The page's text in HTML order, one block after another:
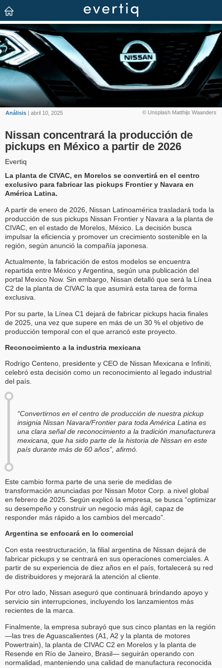
© Unsplash Matthijs Waanders
Análisis | abril 10, 2025
Nissan concentrará la producción de
pickups en México a partir de 2026
Evertiq
La planta de CIVAC, en Morelos se convertirá en el centro
exclusivo para fabricar las pickups Frontier y Navara en
América Latina.
A partir de enero de 2026, Nissan Latinoamérica trasladará toda la
producción de sus pickups Nissan Frontier y Navara a la planta de
CIVAC, en el estado de Morelos, México. La decisión busca
impulsar la eficiencia y promover un crecimiento sostenible en la
región, según anunció la compañía japonesa.
Actualmente, la fabricación de estos modelos se encuentra
repartida entre México y Argentina, según una publicación del
portal Mexico Now. Sin embargo, Nissan detalló que será la Línea
C2 de la planta de CIVAC la que asumirá esta tarea de forma
exclusiva.
Por su parte, la Línea C1 dejará de fabricar pickups hacia finales
de 2025, una vez que supere en más de un 30 % el objetivo de
producción temporal con el que arrancó este proyecto.
Reconocimiento a la industria mexicana
Rodrigo Centeno, presidente y CEO de Nissan Mexicana e Infiniti,
celebró esta decisión como un reconocimiento al legado industrial
del país.
“Convertirnos en el centro de producción de nuestra pickup
insignia Nissan Navara/Frontier para toda América Latina es
una clara señal de reconocimiento a la tradición manufacturera
mexicana, que ha sido parte de la historia de Nissan en este
país durante más de 60 años”, afirmó.
Este cambio forma parte de una serie de medidas de
transformación anunciadas por Nissan Motor Corp. a nivel global
en febrero de 2025. Según explicó la empresa, se busca “optimizar
su desempeño y construir un negocio más ágil, capaz de
responder más rápido a los cambios del mercado”.
Argentina se enfocará en lo comercial
Con esta reestructuración, la filial argentina de Nissan dejará de
fabricar pickups y se centrará en sus operaciones comerciales. A
partir de su experiencia de diez años en el país, fortalecerá su red
de distribuidores y mejorará la atención al cliente.
Por otro lado, Nissan aseguró que continuará brindando apoyo y
servicio sin interrupciones, incluyendo los lanzamientos más
recientes de la marca.
Finalmente, la empresa subrayó que sus cinco plantas en la región
—las tres de Aguascalientes (A1, A2 y la planta de motores
Powertrain), la planta de CIVAC C2 en Morelos y la planta de
Resende en Río de Janeiro, Brasil— seguirán operando con
normalidad, manteniendo una calidad de manufactura reconocida